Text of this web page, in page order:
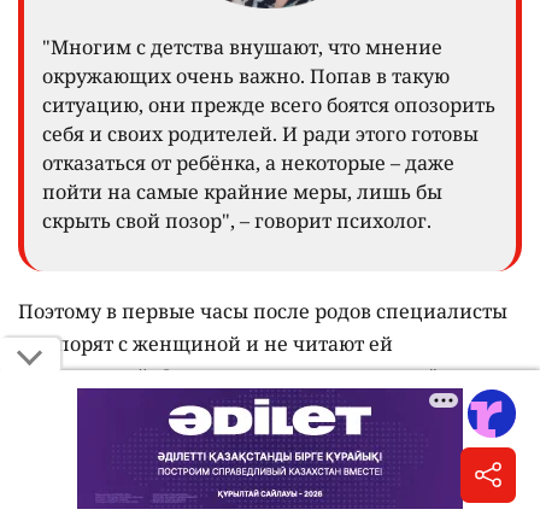
"Многим с детства внушают, что мнение
окружающих очень важно. Попав в такую
ситуацию, они прежде всего боятся опозорить
себя и своих родителей. И ради этого готовы
отказаться от ребёнка, а некоторые – даже
пойти на самые крайние меры, лишь бы
скрыть свой позор", – говорит психолог.
Поэтому в первые часы после родов специалисты
не спорят с женщиной и не читают ей
нравоучений. Сначала важно успокоить её и дать
понять, что она не одна. "Мы не говорим: "Не
отказывайся". Мы говорим: "Поедем к нам.
Побудешь с ребёнком 10–15 дней. Отказаться ты
всегда успеешь".